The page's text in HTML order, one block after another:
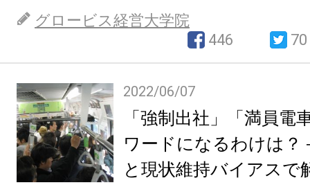
グロービス経営大学院
446
70
2022/06/07
「強制出社」「満員電
ワードになるわけは？
と現状維持バイアスで